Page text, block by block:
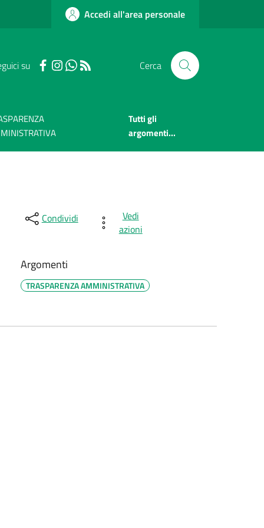
Accedi all'area personale
su Cerca
Tutti gli
argomenti...
Condividi
Vedi
azioni
Argomenti
TRASPARENZA AMMINISTRATIVA